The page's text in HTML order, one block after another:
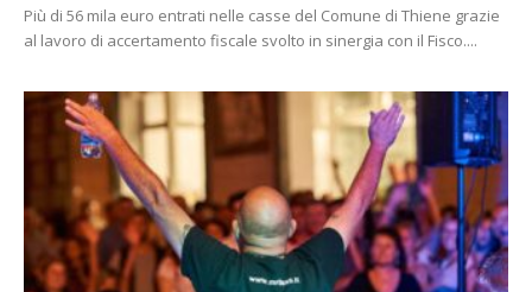
Più di 56 mila euro entrati nelle casse del Comune di Thiene grazie
al lavoro di accertamento fiscale svolto in sinergia con il Fisco....